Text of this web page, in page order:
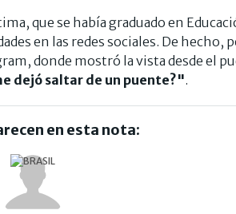
que se había graduado en
en las redes sociales. De hecho,
donde mostró la vista desde el
dejó saltar de un puente?".
en esta nota: